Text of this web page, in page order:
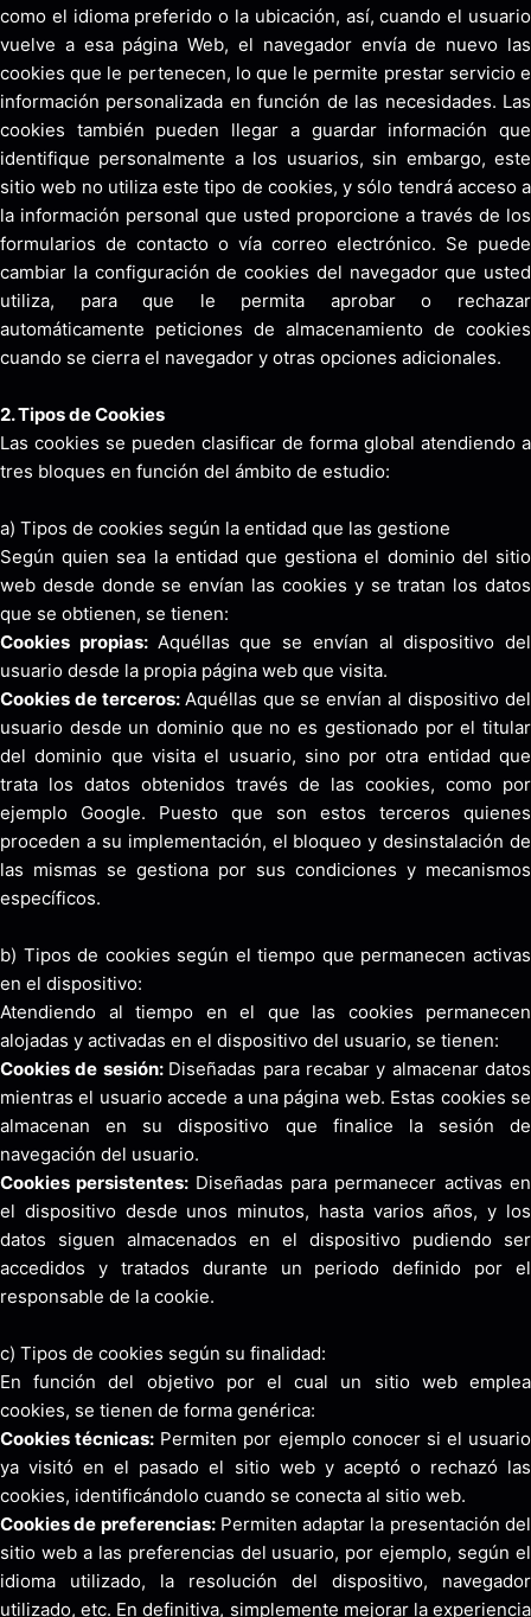
como el idioma preferido o la ubicación, así, cuando el usuario
vuelve a esa página Web, el navegador envía de nuevo las
cookies que le pertenecen, lo que le permite prestar servicio e
información personalizada en función de las necesidades. Las
cookies también pueden llegar a guardar información que
identifique personalmente a los usuarios, sin embargo, este
sitio web no utiliza este tipo de cookies, y sólo tendrá acceso a
la información personal que usted proporcione a través de los
formularios de contacto o vía correo electrónico. Se puede
cambiar la configuración de cookies del navegador que usted
utiliza, para que le permita aprobar o rechazar
automáticamente peticiones de almacenamiento de cookies
cuando se cierra el navegador y otras opciones adicionales.
2. Tipos de Cookies
Las cookies se pueden clasificar de forma global atendiendo a
tres bloques en función del ámbito de estudio:
a) Tipos de cookies según la entidad que las gestione
Según quien sea la entidad que gestiona el dominio del sitio
web desde donde se envían las cookies y se tratan los datos
que se obtienen, se tienen:
Cookies propias: Aquéllas que se envían al dispositivo del
usuario desde la propia página web que visita.
Cookies de terceros: Aquéllas que se envían al dispositivo del
usuario desde un dominio que no es gestionado por el titular
del dominio que visita el usuario, sino por otra entidad que
trata los datos obtenidos través de las cookies, como por
ejemplo Google. Puesto que son estos terceros quienes
proceden a su implementación, el bloqueo y desinstalación de
las mismas se gestiona por sus condiciones y mecanismos
específicos.
b) Tipos de cookies según el tiempo que permanecen activas
en el dispositivo:
Atendiendo al tiempo en el que las cookies permanecen
alojadas y activadas en el dispositivo del usuario, se tienen:
Cookies de sesión: Diseñadas para recabar y almacenar datos
mientras el usuario accede a una página web. Estas cookies se
almacenan en su dispositivo que finalice la sesión de
navegación del usuario.
Cookies persistentes: Diseñadas para permanecer activas en
el dispositivo desde unos minutos, hasta varios años, y los
datos siguen almacenados en el dispositivo pudiendo ser
accedidos y tratados durante un periodo definido por el
responsable de la cookie.
c) Tipos de cookies según su finalidad:
En función del objetivo por el cual un sitio web emplea
cookies, se tienen de forma genérica:
Cookies técnicas: Permiten por ejemplo conocer si el usuario
ya visitó en el pasado el sitio web y aceptó o rechazó las
cookies, identificándolo cuando se conecta al sitio web.
Cookies de preferencias:Permiten adaptar la presentación del
sitio web a las preferencias del usuario, por ejemplo, según el
idioma utilizado, la resolución del dispositivo, navegador
utilizado, etc. En definitiva, simplemente mejorar la experiencia